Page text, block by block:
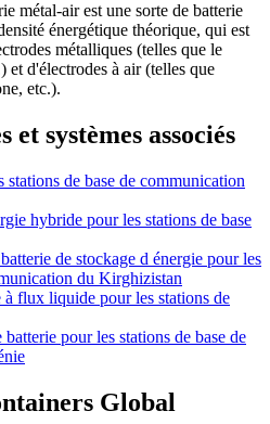
métal-air est une sorte de batterie
énergétique théorique, qui est
métalliques (telles que le
d'électrodes à air (telles que
etc.).
et systèmes associés
de base de communication
hybride pour les stations de base
de stockage d énergie pour les
du Kirghizistan
à flux liquide pour les stations de
pour les stations de base de
Global